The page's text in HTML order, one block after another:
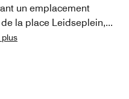
un emplacement
la place Leidseplein,...
plus